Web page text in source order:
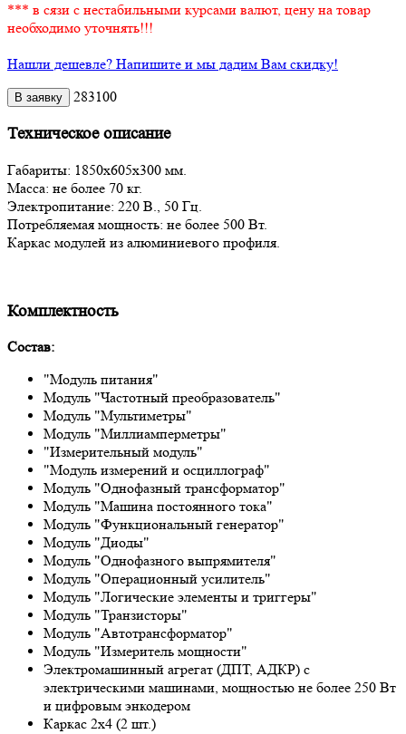
*** в сязи с нестабильными курсами валют, цену на товар
необходимо уточнять!!!
Нашли дешевле? Напишите и мы дадим Вам скидку!
283100
Техническое описание
Габариты: 1850х605х300 мм.
Масса: не более 70 кг.
Электропитание: 220 В., 50 Гц.
Потребляемая мощность: не более 500 Вт.
Каркас модулей из алюминиевого профиля.
Комплектность
Состав:
"Модуль питания"
Модуль "Частотный преобразователь"
Модуль "Мультиметры"
Модуль "Миллиамперметры"
"Измерительный модуль"
"Модуль измерений и осциллограф"
Модуль "Однофазный трансформатор"
Модуль "Машина постоянного тока"
Модуль "Функциональный генератор"
Модуль "Диоды"
Модуль "Однофазного выпрямителя"
Модуль "Операционный усилитель"
Модуль "Логические элементы и триггеры"
Модуль "Транзисторы"
Модуль "Автотрансформатор"
Модуль "Измеритель мощности"
Электромашинный агрегат (ДПТ, АДКР) с
электрическими машинами, мощностью не более 250 Вт
и цифровым энкодером
Каркас 2х4 (2 шт.)